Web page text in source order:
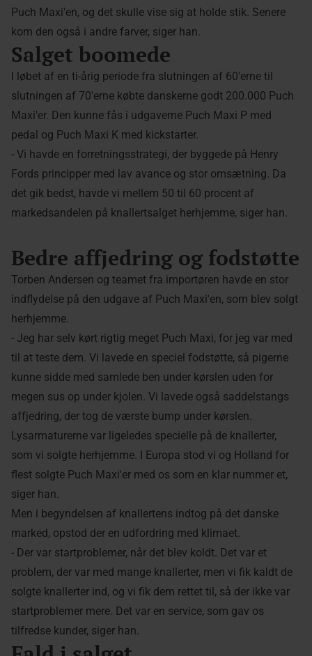
Puch Maxi'en, og det skulle vise sig at holde stik. Senere
kom den også i andre farver, siger han.
Salget boomede
I løbet af en ti-årig periode fra slutningen af 60'erne til
slutningen af 70'erne købte danskerne godt 200.000 Puch
Maxi'er. Den kunne fås i udgaverne Puch Maxi P med
pedal og Puch Maxi K med kickstarter.
- Vi havde en forretningsstrategi, der byggede på Henry
Fords principper med lav avance og stor omsætning. Da
det gik bedst, havde vi mellem 50 til 60 procent af
markedsandelen på knallertsalget herhjemme, siger han.
Bedre affjedring og fodstøtte
Torben Andersen og teamet fra importøren havde en stor
indflydelse på den udgave af Puch Maxi'en, som blev solgt
herhjemme.
- Jeg har selv kørt rigtig meget Puch Maxi, for jeg var med
til at teste dem. Vi lavede en speciel fodstøtte, så pigerne
kunne sidde med samlede ben under kørslen uden for
megen sus op under kjolen. Vi lavede også saddelstangs
affjedring, der tog de værste bump under kørslen.
Lysarmaturerne var ligeledes specielle på de knallerter,
som vi solgte herhjemme. I Europa stod vi og Holland for
flest solgte Puch Maxi'er med os som en klar nummer et,
siger han.
Men i begyndelsen af knallertens indtog på det danske
marked, opstod der en udfordring med klimaet.
- Der var startproblemer, når det blev koldt. Det var et
problem, der var med mange knallerter, men vi fik kaldt de
solgte knallerter ind, og vi fik dem rettet til, så der ikke var
startproblemer mere. Det var en service, som gav os
tilfredse kunder, siger han.